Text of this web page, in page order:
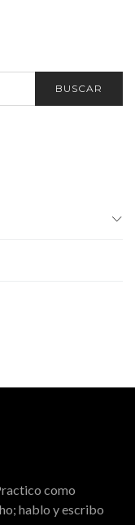
BUSCAR
como
hablo y escribo